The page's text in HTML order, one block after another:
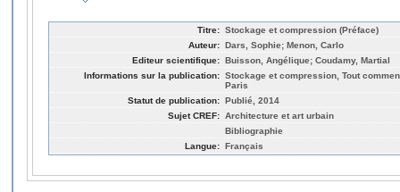
Titre: Stockage et compression (Préface)
Auteur: Dars, Sophie; Menon, Carlo
Editeur scientifique: Buisson, Angélique; Coudamy, Martial
Informations sur la publication: Stockage et compression, Tout
Paris
Statut de publication: Publié, 2014
Sujet CREF: Architecture et art urbain
Bibliographie
Langue: Français